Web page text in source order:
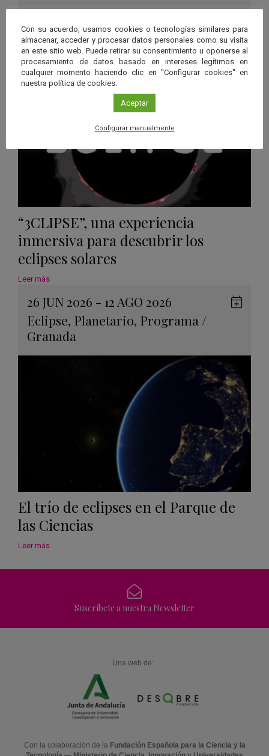
Eclipse,Planetario/Gérgal,Granada,
Málaga,Sevilla
en
“3CLIPSE”, una experiencia
inmersiva para descubrir los
eclipses solares
Leer más
26 JUN 2026 - 12 AGO 2026
Eclipse, Planetario, Programa /
Granada
El trío de eclipses en el Parque de
las Ciencias
Leer más
Suscríbete a nuestra Newsletter
Una web de:
Con la colaboración de la Fundación Española para la Ciencia y la
Con su acuerdo, usamos cookies o tecnologías similares para
almacenar, acceder y procesar datos personales como su visita
en este sitio web. Puede retirar su consentimiento u oponerse al
procesamiento de datos basado en intereses legítimos en
cualquier momento haciendo clic en "Configurar cookies" en
nuestra política de cookies.
Aceptar
Configurar manualmente